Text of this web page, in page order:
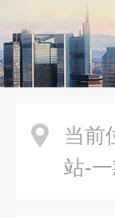
当前
站-